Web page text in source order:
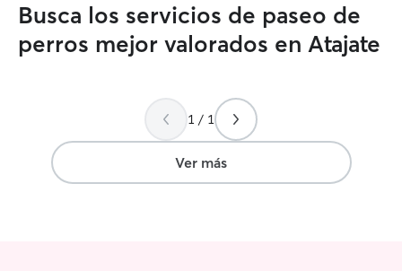
Busca los servicios de paseo de
perros mejor valorados en Atajate
1 / 1
Ver más